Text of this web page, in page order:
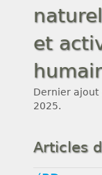
et
Dernier ajout
2025.
Articles